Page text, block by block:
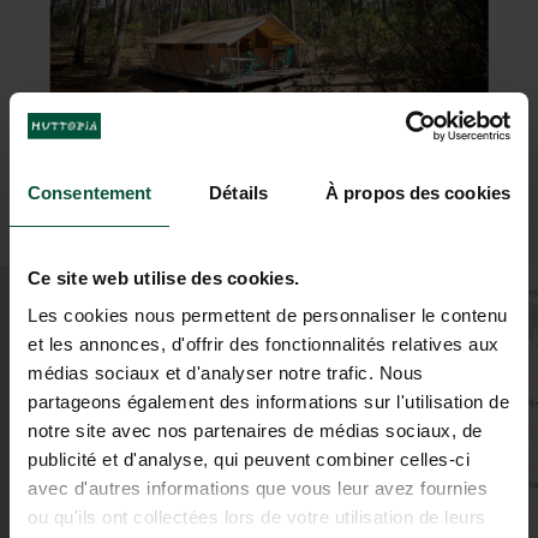
Consentement Détails À propos des cookies
Ce site web utilise des cookies.
Les cookies nous permettent de personnaliser le contenu
et les annonces, d'offrir des fonctionnalités relatives aux
médias sociaux et d'analyser notre trafic. Nous
partageons également des informations sur l'utilisation de
notre site avec nos partenaires de médias sociaux, de
publicité et d'analyse, qui peuvent combiner celles-ci
avec d'autres informations que vous leur avez fournies
ou qu'ils ont collectées lors de votre utilisation de leurs
−